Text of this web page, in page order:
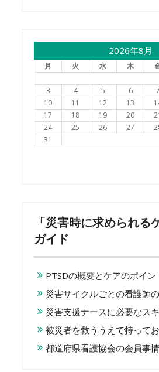
2026年8月
月 火 水 木
3
4 5 6 7
10
11 12 13
17
18 19 20
24
25 26 27
31
「災害時に求められる
ガイド
PTSDの概要とケアのポイン
災害サイクルごとの看護師
災害支援ナースに必要なス
被災者を救ううえで持って
都道府県看護協会の会員事情